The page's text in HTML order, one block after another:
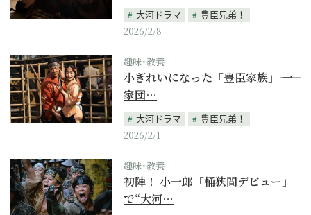
大河ドラマ
豊臣兄弟！
2026/2/8
趣味･教養
小ぎれいになった「豊臣家族」―― 一
家団…
大河ドラマ
豊臣兄弟！
2026/2/1
趣味･教養
初陣！ 小一郎「桶狭間デビュー」
で“大河…